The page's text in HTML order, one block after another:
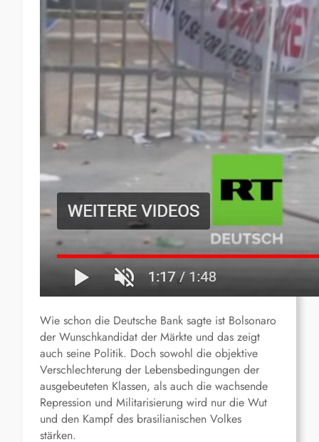
Wie schon die Deutsche Bank sagte ist Bolsonaro
der Wunschkandidat der Märkte und das zeigt
auch seine Politik. Doch sowohl die objektive
Verschlechterung der Lebensbedingungen der
ausgebeuteten Klassen, als auch die wachsende
Repression und Militarisierung wird nur die Wut
und den Kampf des brasilianischen Volkes
stärken.